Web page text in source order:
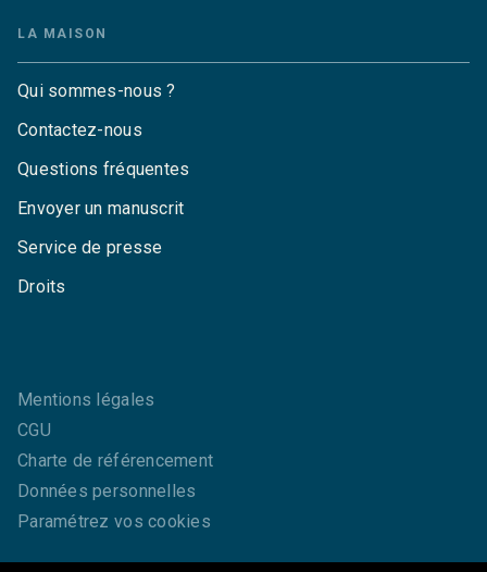
LA MAISON
Qui sommes-nous ?
Contactez-nous
Questions fréquentes
Envoyer un manuscrit
Service de presse
Droits
Mentions légales
CGU
Charte de référencement
Données personnelles
Paramétrez vos cookies